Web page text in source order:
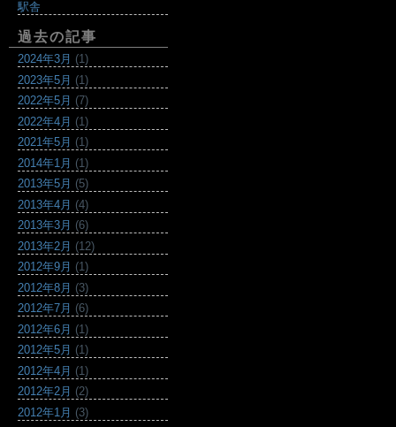
駅舎
過去の記事
2024年3月 (1)
2023年5月 (1)
2022年5月 (7)
2022年4月 (1)
2021年5月 (1)
2014年1月 (1)
2013年5月 (5)
2013年4月 (4)
2013年3月 (6)
2013年2月 (12)
2012年9月 (1)
2012年8月 (3)
2012年7月 (6)
2012年6月 (1)
2012年5月 (1)
2012年4月 (1)
2012年2月 (2)
2012年1月 (3)